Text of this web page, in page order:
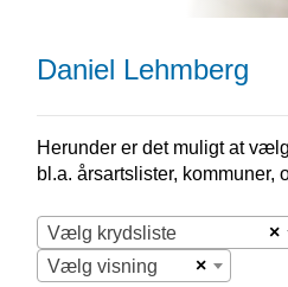
Daniel Lehmberg
Herunder er det muligt at
bl.a. årsartslister, kommuner,
×
Vælg krydsliste
×
Vælg visning